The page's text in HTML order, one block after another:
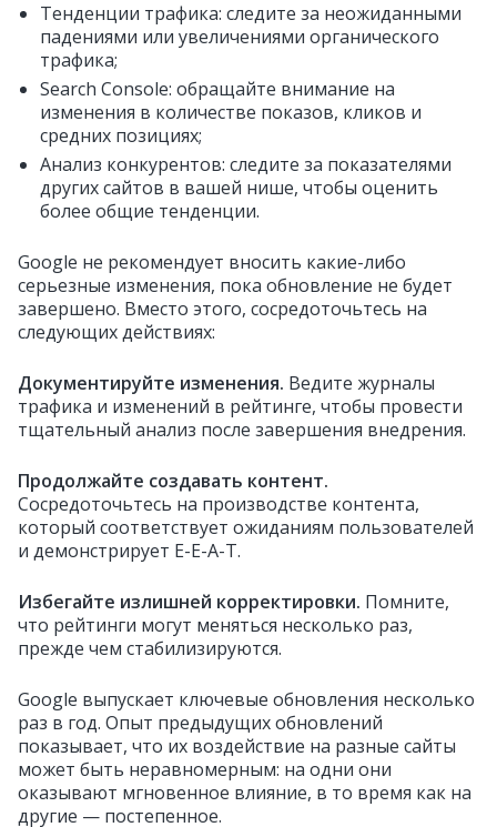
Тенденции трафика: следите за неожиданными
падениями или увеличениями органического
трафика;
Search Console: обращайте внимание на
изменения в количестве показов, кликов и
средних позициях;
Анализ конкурентов: следите за показателями
других сайтов в вашей нише, чтобы оценить
более общие тенденции.
Google не рекомендует вносить какие-либо
серьезные изменения, пока обновление не будет
завершено. Вместо этого, сосредоточьтесь на
следующих действиях:
Документируйте изменения. Ведите журналы
трафика и изменений в рейтинге, чтобы провести
тщательный анализ после завершения внедрения.
Продолжайте создавать контент.
Сосредоточьтесь на производстве контента,
который соответствует ожиданиям пользователей
и демонстрирует E-E-A-T.
Избегайте излишней корректировки. Помните,
что рейтинги могут меняться несколько раз,
прежде чем стабилизируются.
Google выпускает ключевые обновления несколько
раз в год. Опыт предыдущих обновлений
показывает, что их воздействие на разные сайты
может быть неравномерным: на одни они
оказывают мгновенное влияние, в то время как на
другие — постепенное.